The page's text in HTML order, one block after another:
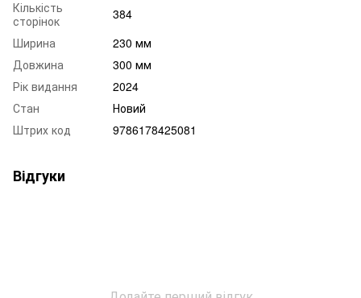
Кількість
сторінок
384
Ширина
230 мм
Довжина
300 мм
Рік видання
2024
Стан
Новий
Штрих код
9786178425081
Відгуки